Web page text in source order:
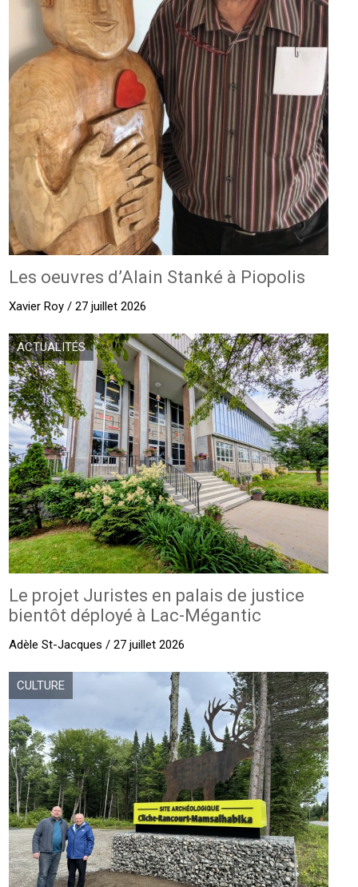
Les oeuvres d’Alain Stanké à Piopolis
Xavier Roy / 27 juillet 2026
ACTUALITÉS
Le projet Juristes en palais de justice
bientôt déployé à Lac-Mégantic
Adèle St-Jacques / 27 juillet 2026
CULTURE